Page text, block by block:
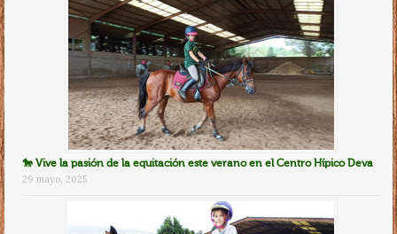
🐎 Vive la pasión de la equitación este verano en el Centro Hípico Deva
29 mayo, 2025